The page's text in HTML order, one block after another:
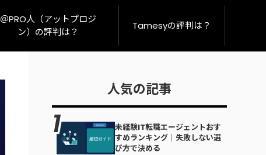
＠PRO人（アットプロジ
ン）の評判は？
Tamesyの評判は？
人気の記事
未経験IT転職エージェントおす
すめランキング｜失敗しない選
び方で決める